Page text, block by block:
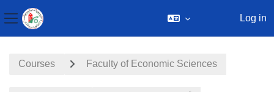
Side panel
Log in
Courses Faculty of Economic Sciences